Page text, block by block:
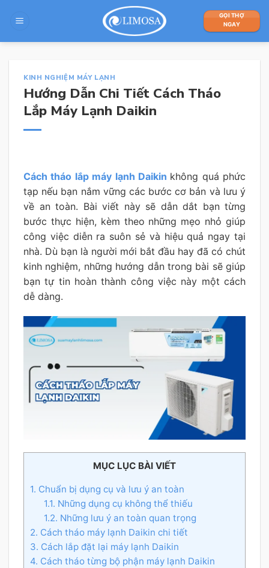
GỌI THỢ
NGAY
KINH NGHIỆM MÁY LẠNH
Hướng Dẫn Chi Tiết Cách Tháo
Lắp Máy Lạnh Daikin
Cách tháo lắp máy lạnh Daikin không quá phức
tạp nếu bạn nắm vững các bước cơ bản và lưu ý
về an toàn. Bài viết này sẽ dẫn dắt bạn từng
bước thực hiện, kèm theo những mẹo nhỏ giúp
công việc diễn ra suôn sẻ và hiệu quả ngay tại
nhà. Dù bạn là người mới bắt đầu hay đã có chút
kinh nghiệm, những hướng dẫn trong bài sẽ giúp
bạn tự tin hoàn thành công việc này một cách
dễ dàng.
MỤC LỤC BÀI VIẾT
1. Chuẩn bị dụng cụ và lưu ý an toàn
1.1. Những dụng cụ không thể thiếu
1.2. Những lưu ý an toàn quan trọng
2. Cách tháo máy lạnh Daikin chi tiết
3. Cách lắp đặt lại máy lạnh Daikin
4. Cách tháo từng bộ phận máy lạnh Daikin